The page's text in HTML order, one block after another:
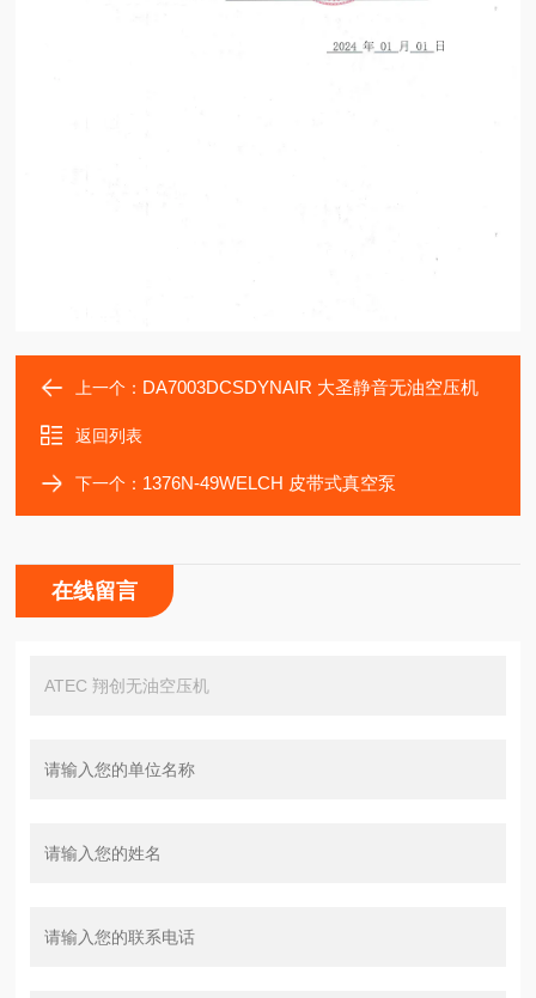
上一个： DA7003DCSDYNAIR 大圣静音无油空压机
返回列表
下一个： 1376N-49WELCH 皮带式真空泵
在线留言